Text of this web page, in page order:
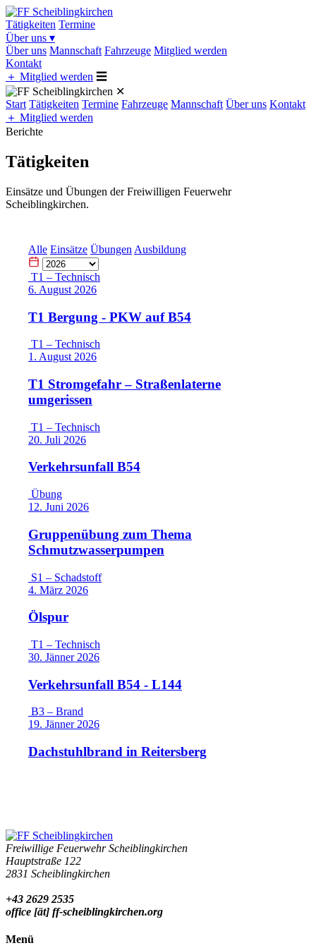
Tätigkeiten Termine
Über uns ▾
Über uns Mannschaft Fahrzeuge Mitglied werden
Kontakt
＋ Mitglied werden ☰
✕
Start Tätigkeiten Termine Fahrzeuge Mannschaft Über uns Kontakt
＋ Mitglied werden
Berichte
Tätigkeiten
Einsätze und Übungen der Freiwilligen Feuerwehr
Scheiblingkirchen.
Alle Einsätze Übungen Ausbildung
T1 – Technisch
6. August 2026
T1 Bergung - PKW auf B54
T1 – Technisch
1. August 2026
T1 Stromgefahr – Straßenlaterne
umgerissen
T1 – Technisch
20. Juli 2026
Verkehrsunfall B54
Übung
12. Juni 2026
Gruppenübung zum Thema
Schmutzwasserpumpen
S1 – Schadstoff
4. März 2026
Ölspur
T1 – Technisch
30. Jänner 2026
Verkehrsunfall B54 - L144
B3 – Brand
19. Jänner 2026
Dachstuhlbrand in Reitersberg
Freiwillige Feuerwehr Scheiblingkirchen
Hauptstraße 122
2831 Scheiblingkirchen
+43 2629 2535
office [ät] ff-scheiblingkirchen.org
Menü